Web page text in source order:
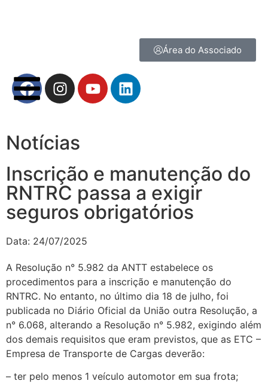
Área do Associado
Notícias
Inscrição e manutenção do
RNTRC passa a exigir
seguros obrigatórios
Data: 24/07/2025
A Resolução n° 5.982 da ANTT estabelece os
procedimentos para a inscrição e manutenção do
RNTRC. No entanto, no último dia 18 de julho, foi
publicada no Diário Oficial da União outra Resolução, a
n° 6.068, alterando a Resolução n° 5.982, exigindo além
dos demais requisitos que eram previstos, que as ETC –
Empresa de Transporte de Cargas deverão:
– ter pelo menos 1 veículo automotor em sua frota;